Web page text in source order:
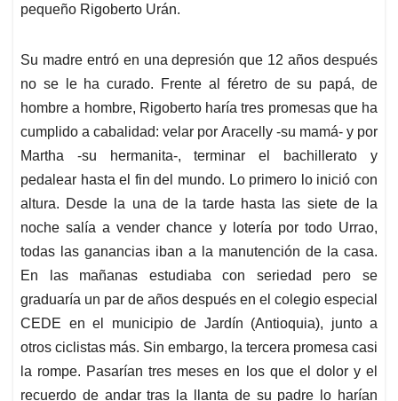
pequeño Rigoberto Urán.
Su madre entró en una depresión que 12 años después
no se le ha curado. Frente al féretro de su papá, de
hombre a hombre, Rigoberto haría tres promesas que ha
cumplido a cabalidad: velar por Aracelly -su mamá- y por
Martha -su hermanita-, terminar el bachillerato y
pedalear hasta el fin del mundo. Lo primero lo inició con
altura. Desde la una de la tarde hasta las siete de la
noche salía a vender chance y lotería por todo Urrao,
todas las ganancias iban a la manutención de la casa.
En las mañanas estudiaba con seriedad pero se
graduaría un par de años después en el colegio especial
CEDE en el municipio de Jardín (Antioquia), junto a
otros ciclistas más. Sin embargo, la tercera promesa casi
la rompe. Pasarían tres meses en los que el dolor y el
recuerdo de andar tras la llanta de su padre lo harían